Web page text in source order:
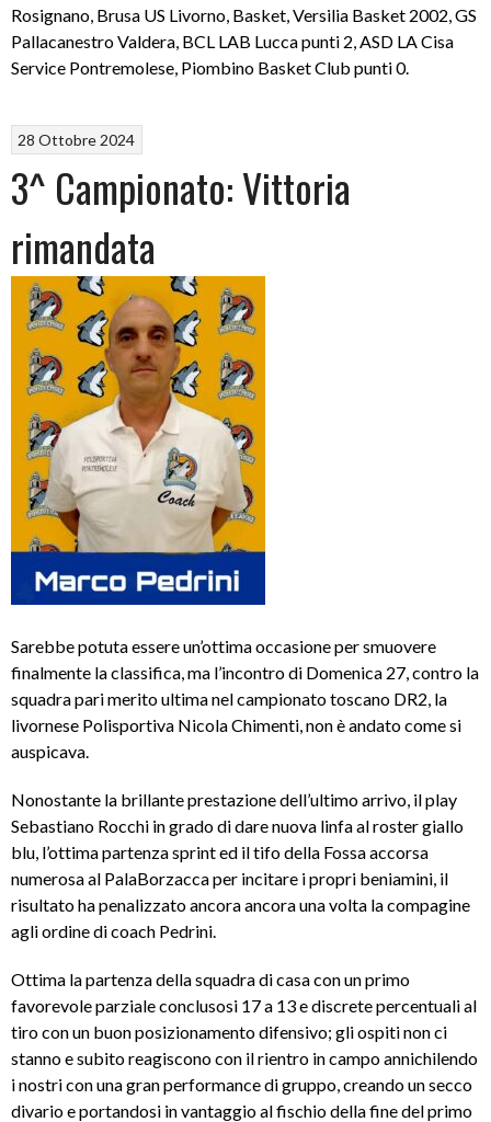
Rosignano, Brusa US Livorno, Basket, Versilia Basket 2002, GS
Pallacanestro Valdera, BCL LAB Lucca punti 2, ASD LA Cisa
Service Pontremolese, Piombino Basket Club punti 0.
28 Ottobre 2024
3^ Campionato: Vittoria
rimandata
Sarebbe potuta essere un’ottima occasione per smuovere
finalmente la classifica, ma l’incontro di Domenica 27, contro la
squadra pari merito ultima nel campionato toscano DR2, la
livornese Polisportiva Nicola Chimenti, non è andato come si
auspicava.
Nonostante la brillante prestazione dell’ultimo arrivo, il play
Sebastiano Rocchi in grado di dare nuova linfa al roster giallo
blu, l’ottima partenza sprint ed il tifo della Fossa accorsa
numerosa al PalaBorzacca per incitare i propri beniamini, il
risultato ha penalizzato ancora ancora una volta la compagine
agli ordine di coach Pedrini.
Ottima la partenza della squadra di casa con un primo
favorevole parziale conclusosi 17 a 13 e discrete percentuali al
tiro con un buon posizionamento difensivo; gli ospiti non ci
stanno e subito reagiscono con il rientro in campo annichilendo
i nostri con una gran performance di gruppo, creando un secco
divario e portandosi in vantaggio al fischio della fine del primo